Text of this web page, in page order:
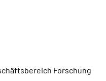
Forschung